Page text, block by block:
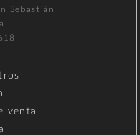
Sebastián
venta